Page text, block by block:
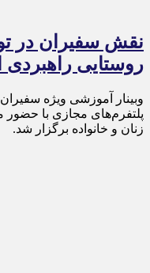
نقش سفیران در
روستایی
وبینار آموزشی ویژه
پلتفرم‌های مجازی با حضور
زنان و خانواده برگزار شد.